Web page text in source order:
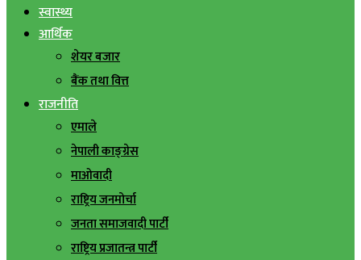
स्वास्थ्य
आर्थिक
शेयर बजार
बैंक तथा वित्त
राजनीति
एमाले
नेपाली काङ्ग्रेस
माओवादी
राष्ट्रिय जनमोर्चा
जनता समाजवादी पार्टी
राष्ट्रिय प्रजातन्त्र पार्टी